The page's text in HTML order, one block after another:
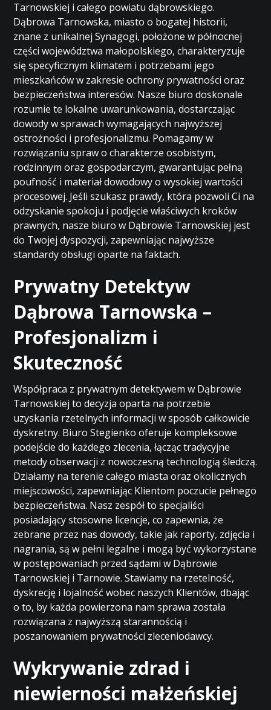
Tarnowskiej i całego powiatu dąbrowskiego.
Dąbrowa Tarnowska, miasto o bogatej historii,
znane z unikalnej Synagogi, położone w północnej
części województwa małopolskiego, charakteryzuje
się specyficznym klimatem i potrzebami jego
mieszkańców w zakresie ochrony prywatności oraz
bezpieczeństwa interesów. Nasze biuro doskonale
rozumie te lokalne uwarunkowania, dostarczając
dowody w sprawach wymagających najwyższej
ostrożności i profesjonalizmu. Pomagamy w
rozwiązaniu spraw o charakterze osobistym,
rodzinnym oraz gospodarczym, gwarantując pełną
poufność i materiał dowodowy o wysokiej wartości
procesowej. Jeśli szukasz prawdy, która pozwoli Ci na
odzyskanie spokoju i podjęcie właściwych kroków
prawnych, nasze biuro w Dąbrowie Tarnowskiej jest
do Twojej dyspozycji, zapewniając najwyższe
standardy obsługi oparte na faktach.
Prywatny Detektyw
Dąbrowa Tarnowska –
Profesjonalizm i
Skuteczność
Współpraca z prywatnym detektywem w Dąbrowie
Tarnowskiej to decyzja oparta na potrzebie
uzyskania rzetelnych informacji w sposób całkowicie
dyskretny. Biuro Stegienko oferuje kompleksowe
podejście do każdego zlecenia, łącząc tradycyjne
metody obserwacji z nowoczesną technologią śledczą.
Działamy na terenie całego miasta oraz okolicznych
miejscowości, zapewniając Klientom poczucie pełnego
bezpieczeństwa. Nasz zespół to specjaliści
posiadający stosowne licencje, co zapewnia, że
zebrane przez nas dowody, takie jak raporty, zdjęcia i
nagrania, są w pełni legalne i mogą być wykorzystane
w postępowaniach przed sądami w Dąbrowie
Tarnowskiej i Tarnowie. Stawiamy na rzetelność,
dyskrecję i lojalność wobec naszych Klientów, dbając
o to, by każda powierzona nam sprawa została
rozwiązana z najwyższą starannością i
poszanowaniem prywatności zleceniodawcy.
Wykrywanie zdrad i
niewierności małżeńskiej